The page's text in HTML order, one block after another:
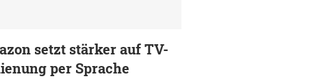
setzt stärker auf TV-
per Sprache